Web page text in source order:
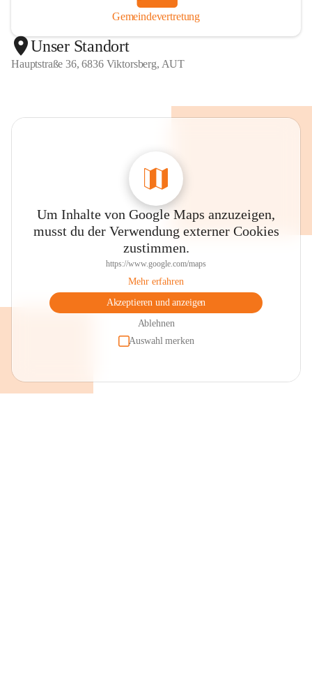
Gemeindevertretung
Unser Standort
Hauptstraße 36, 6836 Viktorsberg, AUT
Um Inhalte von Google Maps anzuzeigen,
musst du der Verwendung externer Cookies
zustimmen.
https://www.google.com/maps
Mehr erfahren
Akzeptieren und anzeigen
Ablehnen
Auswahl merken